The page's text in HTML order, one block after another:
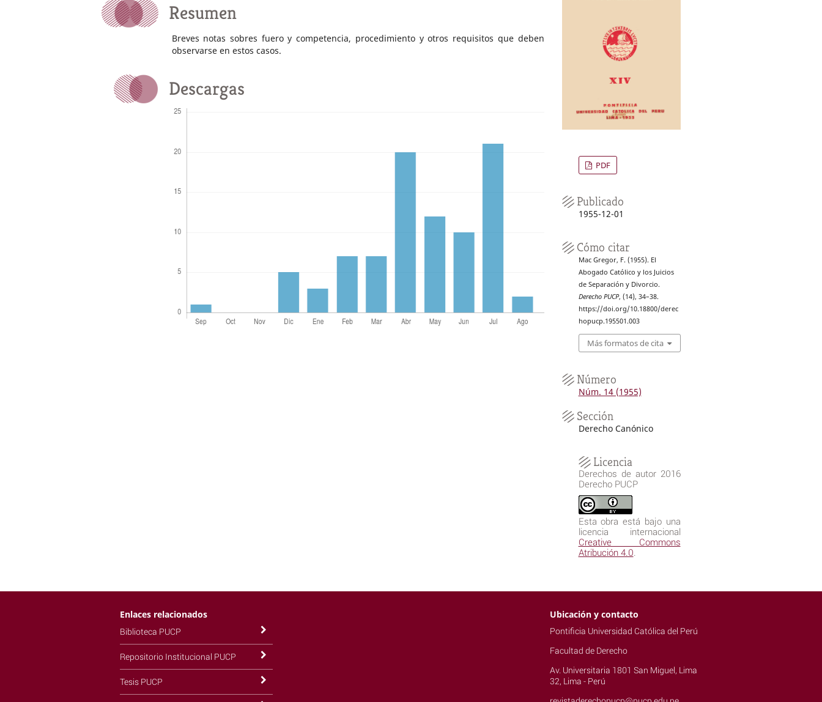
Resumen
Breves notas sobres fuero y competencia, procedimiento y otros requisitos que deben
observarse en estos casos.
Descargas
PDF
Publicado
1955-12-01
Cómo citar
Mac Gregor, F. (1955). El
Abogado Católico y los Juicios
de Separación y Divorcio.
Derecho PUCP, (14), 34–38.
https://doi.org/10.18800/derec
hopucp.195501.003
Más formatos de cita
Número
Núm. 14 (1955)
Sección
Derecho Canónico
Licencia
Derechos de autor 2016
Derecho PUCP
Esta obra está bajo una
licencia internacional
Creative Commons
Atribución 4.0
Enlaces relacionados
Biblioteca PUCP
Repositorio Institucional PUCP
Tesis PUCP
Ubicación y contacto
Pontificia Universidad Católica del Perú
Facultad de Derecho
Av. Universitaria 1801 San Miguel, Lima
32, Lima - Perú